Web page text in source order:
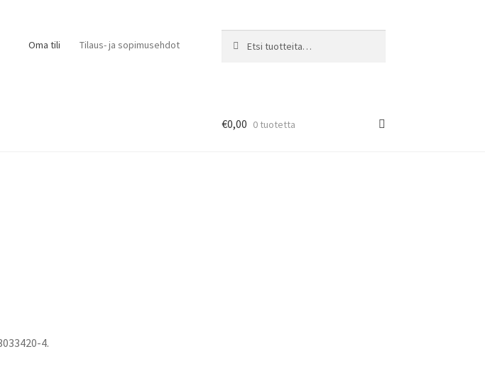
Oma tili Tilaus- ja sopimusehdot
€0,00 0 tuotetta
4.